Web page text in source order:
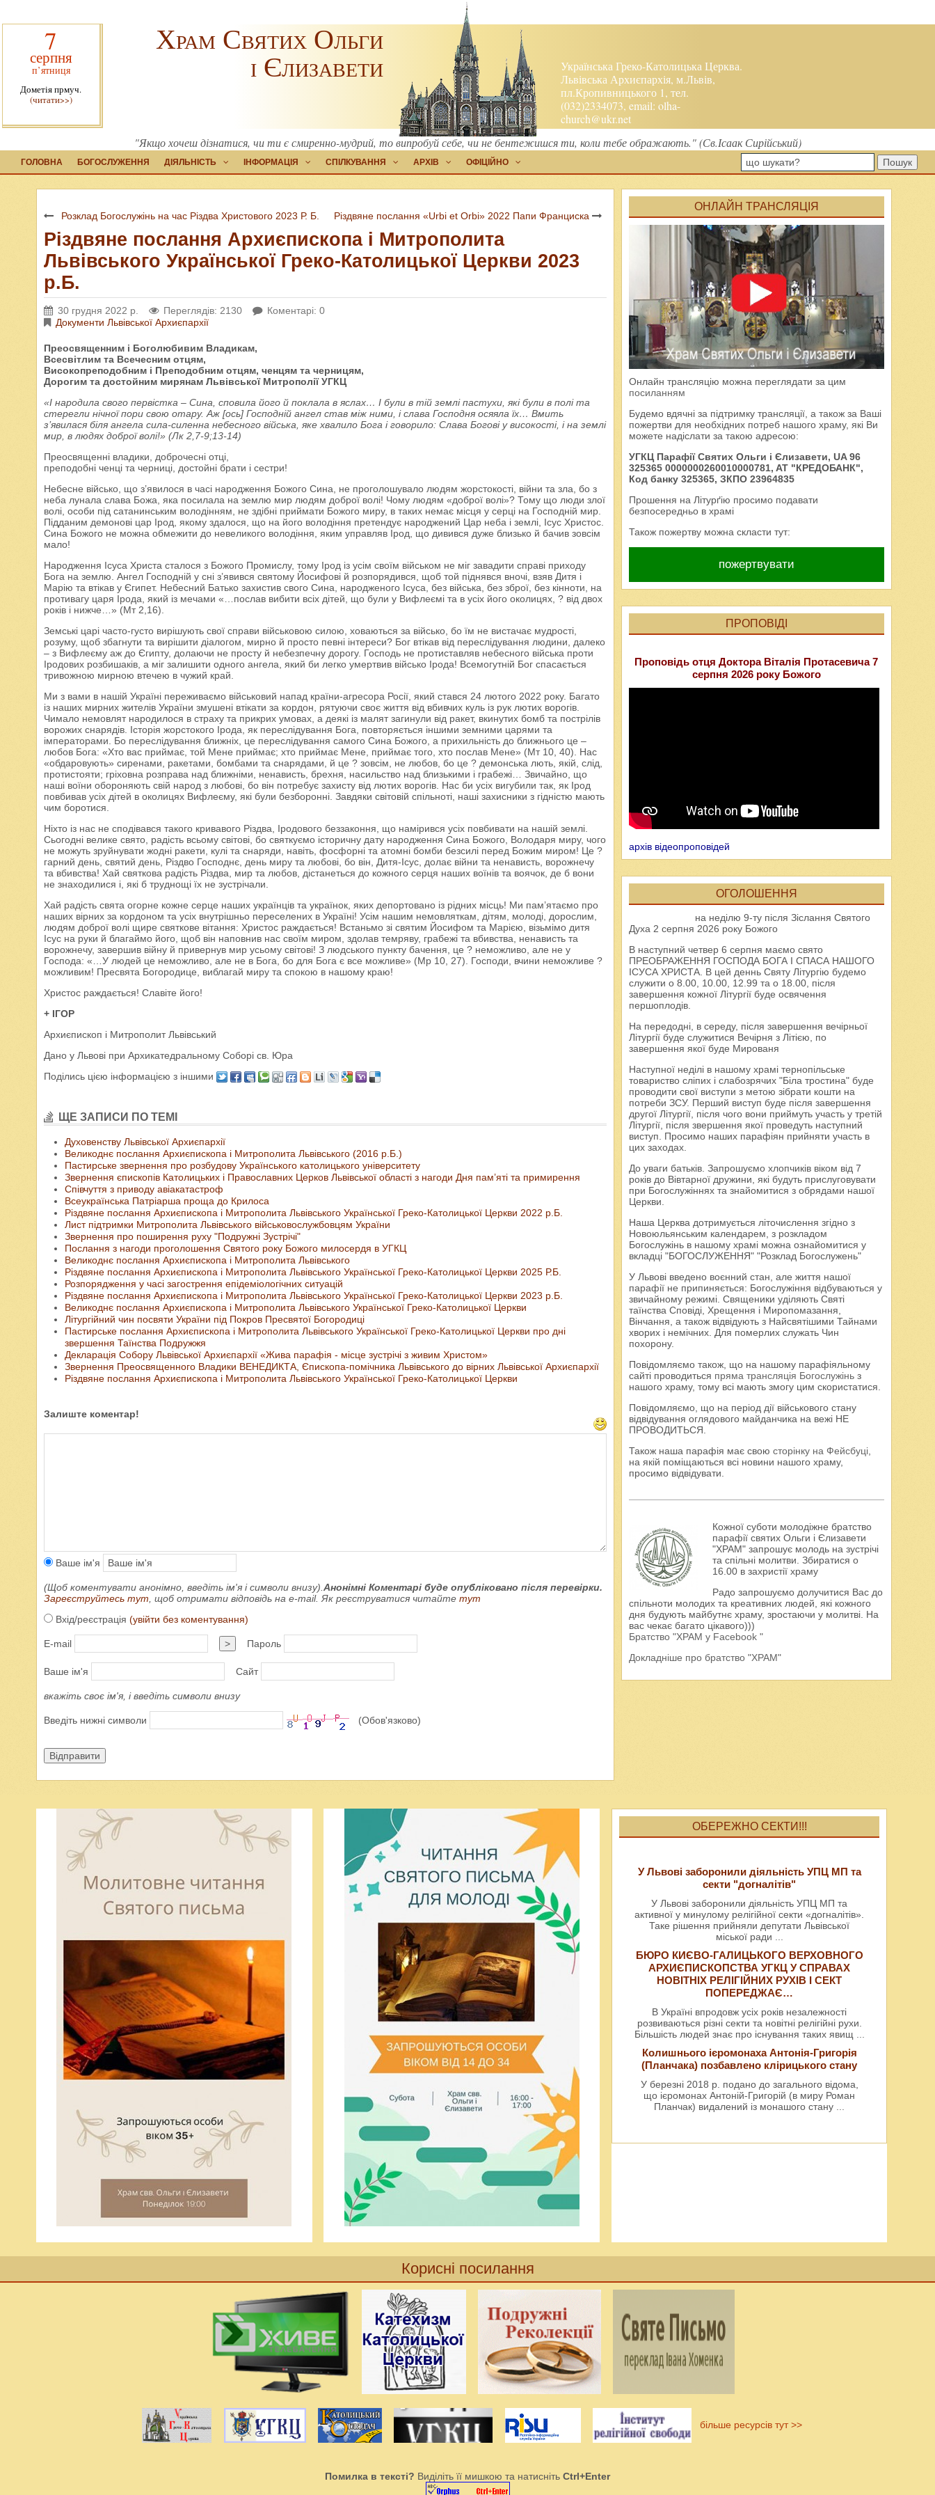
7
серпня
п’ятниця
Дометія прмуч.
(читати>>)
Українська Греко-Католицька Церква.
Львівська Архиєпархія, м.Львів,
пл.Кропивницького 1, тел.
(032)2334073, email:olha-
church@ukr.net
Храм Святих Ольги
і Єлизавети
"Якщо хочеш дізнатися, чи ти є смиренно-мудрий, то випробуй себе, чи не бентежишся ти, коли тебе ображають." (Св.Ісаак Сирійський)
ГОЛОВНА БОГОСЛУЖЕННЯ ДІЯЛЬНІСТЬ ІНФОРМАЦІЯ СПІЛКУВАННЯ АРХІВ ОФІЦІЙНО Пошук
Розклад Богослужінь на час Різдва Христового 2023 Р. Б. Різдвяне послання «Urbi et Orbi» 2022 Папи Франциска
Різдвяне послання Архиєпископа і Митрополита
Львівського Української Греко-Католицької Церкви 2023
р.Б.
30 грудня 2022 р. Переглядів: 2130
Коментарі: 0
Документи Львівської Архиєпархії
Преосвященним і Боголюбивим Владикам,
Всесвітлим та Всечесним отцям,
Високопреподобним і Преподобним отцям, ченцям та черницям,
Дорогим та достойним мирянам Львівської Митрополії УГКЦ
«І народила свого первістка – Сина, сповила його й поклала в яслах… І були в тій землі пастухи, які були в полі та
стерегли нічної пори свою отару. Аж [ось] Господній ангел став між ними, і слава Господня осяяла їх… Вмить
з’явилася біля ангела сила-силенна небесного війська, яке хвалило Бога і говорило: Слава Богові у високості, і на землі
мир, в людях доброї волі!» (Лк 2,7-9;13-14)
Преосвященні владики, доброчесні отці,
преподобні ченці та черниці, достойні брати і сестри!
Небесне військо, що з’явилося в часі народження Божого Сина, не проголошувало людям жорстокості, війни та зла, бо з
неба лунала слава Божа, яка посилала на землю мир людям доброї волі! Чому людям «доброї волі»? Тому що люди злої
волі, особи під сатанинським володінням, не здібні приймати Божого миру, в таких немає місця у серці на Господній мир.
Підданим демонові цар Ірод, якому здалося, що на його володіння претендує народжений Цар неба і землі, Ісус Христос.
Сина Божого не можна обмежити до невеликого володіння, яким управляв Ірод, що дивився дуже близько й бачив зовсім
мало!
Народження Ісуса Христа сталося з Божого Промислу, тому Ірод із усім своїм військом не міг завадити справі приходу
Бога на землю. Ангел Господній у сні з’явився святому Йосифові й розпорядився, щоб той піднявся вночі, взяв Дитя і
Марію та втікав у Єгипет. Небесний Батько захистив свого Сина, народженого Ісуса, без війська, без зброї, без кінноти, на
противагу царя Ірода, який із мечами «…послав вибити всіх дітей, що були у Вифлеємі та в усіх його околицях, ? від двох
років і нижче…» (Мт 2,16).
Земські царі часто-густо вирішують свої справи військовою силою, ховаються за військо, бо їм не вистачає мудрості,
розуму, щоб збагнути та вирішити діалогом, мирно й просто певні інтереси? Бог втікав від переслідування людини, далеко
– з Вифлеєму аж до Єгипту, долаючи не просту й небезпечну дорогу. Господь не протиставляв небесного війська проти
Іродових розбишаків, а міг залишити одного ангела, який би легко умертвив військо Ірода! Всемогутній Бог спасається
тривожною мирною втечею в чужий край.
Ми з вами в нашій Україні переживаємо військовий напад країни-агресора Росії, який стався 24 лютого 2022 року. Багато
із наших мирних жителів України змушені втікати за кордон, рятуючи своє життя від вбивчих куль із рук лютих ворогів.
Чимало немовлят народилося в страху та прикрих умовах, а деякі із малят загинули від ракет, вкинутих бомб та пострілів
ворожих снарядів. Історія жорстокого Ірода, як переслідування Бога, повторяється іншими земними царями та
імператорами. Бо переслідування ближніх, це переслідування самого Сина Божого, а прихильність до ближнього це –
любов Бога: «Хто вас приймає, той Мене приймає; хто приймає Мене, приймає того, хто послав Мене» (Мт 10, 40). Нас
«обдаровують» сиренами, ракетами, бомбами та снарядами, й це ? зовсім, не любов, бо це ? демонська лють, якій, слід,
протистояти; гріховна розправа над ближніми, ненависть, брехня, насильство над близькими і грабежі… Звичайно, що
наші воїни обороняють свій народ з любові, бо він потребує захисту від лютих ворогів. Нас би усіх вигубили так, як Ірод
повбивав усіх дітей в околицях Вифлеєму, які були безборонні. Завдяки світовій спільноті, наші захисники з гідністю мають
чим боротися.
Ніхто із нас не сподівався такого кривавого Різдва, Іродового беззаконня, що намірився усіх повбивати на нашій землі.
Сьогодні велике свято, радість всьому світові, бо святкуємо історичну дату народження Сина Божого, Володаря миру, чого
не можуть зруйнувати жодні ракети, кулі та снаряди, навіть, фосфорні та атомні бомби безсилі перед Божим миром! Це ?
гарний день, святий день, Різдво Господнє, день миру та любові, бо він, Дитя-Ісус, долає війни та ненависть, ворожнечу
та вбивства! Хай святкова радість Різдва, мир та любов, дістанеться до кожного серця наших воїнів та воячок, де б вони
не знаходилися і, які б труднощі їх не зустрічали.
Хай радість свята огорне кожне серце наших українців та українок, яких депортовано із рідних місць! Ми пам’ятаємо про
наших вірних за кордоном та усіх внутрішньо переселених в Україні! Усім нашим немовляткам, дітям, молоді, дорослим,
людям доброї волі щире святкове вітання: Христос раждається! Встаньмо зі святим Йосифом та Марією, візьмімо дитя
Ісус на руки й благаймо його, щоб він наповнив нас своїм миром, здолав темряву, грабежі та вбивства, ненависть та
ворожнечу, завершив війну й привернув мир усьому світові! З людського пункту бачення, це ? неможливо, але не у
Господа: «…У людей це неможливо, але не в Бога, бо для Бога є все можливе» (Мр 10, 27). Господи, вчини неможливе ?
можливим! Пресвята Богородице, виблагай миру та спокою в нашому краю!
Христос раждається! Славіте його!
+ ІГОР
Архиєпископ і Митрополит Львівський
Дано у Львові при Архикатедральному Соборі св. Юра
Поділись цією інформацією з іншими
ЩЕ ЗАПИСИ ПО ТЕМІ
Духовенству Львівської Архиєпархії
Великоднє послання Архиєпископа і Митрополита Львівського (2016 р.Б.)
Пастирське звернення про розбудову Українського католицького університету
Звернення єпископів Католицьких і Православних Церков Львівської області з нагоди Дня пам’яті та примирення
Співчуття з приводу авіакатастроф
Всеукраїнська Патріарша проща до Крилоса
Різдвяне послання Архиєпископа і Митрополита Львівського Української Греко-Католицької Церкви 2022 р.Б.
Лист підтримки Митрополита Львівського військовослужбовцям України
Звернення про поширення руху "Подружні Зустрічі"
Послання з нагоди проголошення Святого року Божого милосердя в УГКЦ
Великоднє послання Архиєпископа і Митрополита Львівського
Різдвяне послання Архиєпископа і Митрополита Львівського Української Греко-Католицької Церкви 2025 Р.Б.
Розпорядження у часі загострення епідеміологічних ситуацій
Різдвяне послання Архиєпископа і Митрополита Львівського Української Греко-Католицької Церкви 2023 р.Б.
Великоднє послання Архиєпископа і Митрополита Львівського Української Греко-Католицької Церкви
Літургійний чин посвяти України під Покров Пресвятої Богородиці
Пастирське послання Архиєпископа і Митрополита Львівського Української Греко-Католицької Церкви про дні
звершення Таїнства Подружжя
Декларація Собору Львівської Архиєпархії «Жива парафія - місце зустрічі з живим Христом»
Звернення Преосвященного Владики ВЕНЕДИКТА, Єпископа-помічника Львівського до вірних Львівської Архиєпархії
Різдвяне послання Архиєпископа і Митрополита Львівського Української Греко-Католицької Церкви
Залиште коментар!
Ваше ім'я
(Щоб коментувати анонімно, введіть ім'я і символи внизу).Анонімні Коментарі буде опубліковано після перевірки.
Зареєструйтесь тут, щоб отримати відповідь на e-mail. Як реєструватися читайте тут
Вхід/реєстрація (увійти без коментування)
E-mail > Пароль
Ваше ім'я Сайт
вкажіть своє ім'я, і введіть символи внизу
Введіть нижні символи (Обов'язково)
Відправити
ОНЛАЙН ТРАНСЛЯЦІЯ
Онлайн трансляцію можна переглядати за цим
посиланням
Будемо вдячні за підтримку трансляції, а також за Ваші
пожертви для необхідних потреб нашого храму, які Ви
можете надіслати за такою адресою:
УГКЦ Парафії Святих Ольги і Єлизавети, UA 96
325365 0000000260010000781, AT "КРЕДОБАНК",
Код банку 325365, ЗКПО 23964835
Прошення на Літурґію просимо подавати
безпосередньо в храмі
Також пожертву можна скласти тут:
пожертвувати
ПРОПОВІДІ
Проповідь отця Доктора Віталія Протасевича 7
серпня 2026 року Божого
архів відеопроповідей
ОГОЛОШЕННЯ
на неділю 9-ту після Зіслання Святого
Духа 2 серпня 2026 року Божого
В наступний четвер 6 серпня маємо свято
ПРЕОБРАЖЕННЯ ГОСПОДА БОГА І СПАСА НАШОГО
ІСУСА ХРИСТА. В цей деннь Святу Літургію будемо
служити о 8.00, 10.00, 12.99 та о 18.00, після
завершення кожної Літургії буде освячення
першоплодів.
На передодні, в середу, після завершення вечірньої
Літургії буде служитися Вечірня з Літією, по
завершення якої буде Мированя
Наступної неділі в нашому храмі тернопільське
товариство сліпих і слабозрячих "Біла тростина" буде
проводити свої виступи з метою зібрати кошти на
потреби ЗСУ. Перший виступ буде після завершення
другої Літургії, після чого вони приймуть участь у третій
Літургії, після звершення якої проведуть наступний
виступ. Просимо наших парафіян прийняти участь в
цих заходах.
До уваги батьків. Запрошуємо хлопчиків віком від 7
років до Вівтарної дружини, які будуть прислуговувати
при Богослужіннях та знайомитися з обрядами нашої
Церкви.
Наша Церква дотримується літочислення згідно з
Новоюльянським календарем, з розкладом
Богослужінь в нашому храмі можна ознайомитися у
вкладці "БОГОСЛУЖЕННЯ" "Розклад Богослужень"
У Львові введено воєнний стан, але життя нашої
парафії не припиняється: Богослужіння відбуваються у
звичайному режимі. Священики уділяють Святі
таїнства Сповіді, Хрещення і Миропомазання,
Вінчання, а також відвідують з Найсвятішими Тайнами
хворих і немічних. Для померлих служать Чин
похорону.
Повідомляємо також, що на нашому парафіяльному
сайті проводиться пряма трансляція Богослужіньз
нашого храму, тому всі мають змогу цим скористатися.
Повідомляємо, що на період дії військового стану
відвідування оглядового майданчика на вежі НЕ
ПРОВОДИТЬСЯ.
Також наша парафія має свою сторінку на Фейсбуці,
на якій поміщаються всі новини нашого храму,
просимо відвідувати.
Кожної суботи молодіжне братство
парафії святих Ольги і Єлизавети
"ХРАМ" запрошує молодь на зустрічі
та спільні молитви. Збиратися о
16.00 в захристії храму
Радо запрошуємо долучитися Вас до
спільноти молодих та креативних людей, які кожного
дня будують майбутнє храму, зростаючи у молитві. На
вас чекає багато цікавого)))
Братство "ХРАМ у Facebook "
Докладніше про братство "ХРАМ"
ОБЕРЕЖНО СЕКТИ!!!
У Львові заборонили діяльність УПЦ МП та
секти "догналітів"
У Львові заборонили діяльність УПЦ МП та
активної у минулому релігійної секти «догналітів».
Таке рішення прийняли депутати Львівської
міської ради
БЮРО КИЄВО-ГАЛИЦЬКОГО ВЕРХОВНОГО
АРХИЄПИСКОПСТВА УГКЦ У СПРАВАХ
НОВІТНІХ РЕЛІГІЙНИХ РУХІВ І СЕКТ
ПОПЕРЕДЖАЄ…
В Україні впродовж усіх років незалежності
розвиваються різні секти та новітні релігійні рухи.
Більшість людей знає про існування таких явищ
Колишнього ієромонаха Антонія-Григорія
(Планчака) позбавлено клірицького стану
У березні 2018 р. подано до загального відома,
що ієромонах Антоній-Григорій (в миру Роман
Планчак) видалений із монашого стану
Корисні посилання
більше ресурсів тут >>
Помилка в тексті? Виділіть її мишкою та натисніть Ctrl+Enter